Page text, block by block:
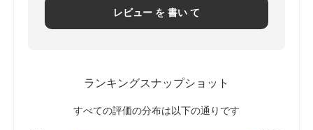
レビュー を 書い て
ランキングスナップショット
すべての評価の分布は以下の通りです